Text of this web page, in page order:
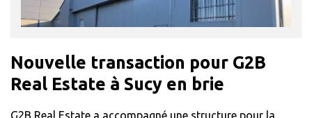
Nouvelle transaction pour G2B
Real Estate à Sucy en brie
G2B Real Estate a accompagné une structure pour la